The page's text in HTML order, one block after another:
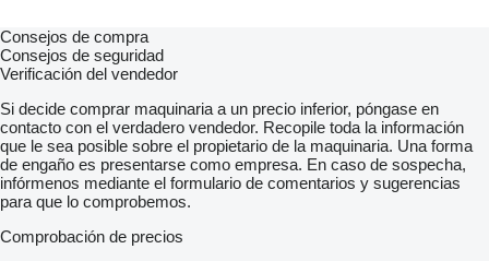
Consejos de compra
Consejos de seguridad
Verificación del vendedor
Si decide comprar maquinaria a un precio inferior, póngase en
contacto con el verdadero vendedor. Recopile toda la información
que le sea posible sobre el propietario de la maquinaria. Una forma
de engaño es presentarse como empresa. En caso de sospecha,
infórmenos mediante el formulario de comentarios y sugerencias
para que lo comprobemos.
Comprobación de precios